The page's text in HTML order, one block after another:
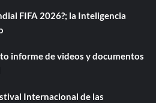
FIFA 2026?; la Inteligencia
informe de videos y documentos
Internacional de las